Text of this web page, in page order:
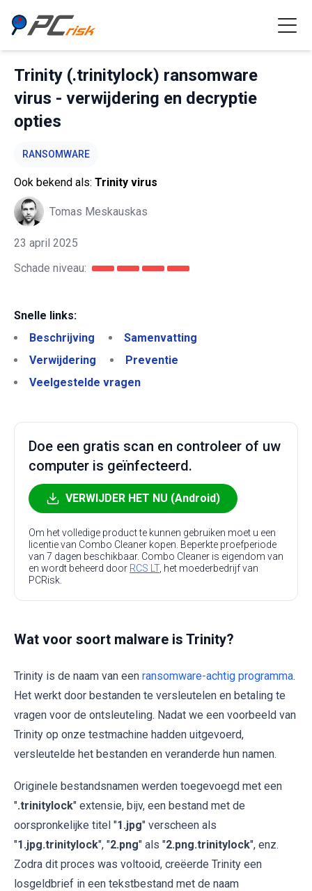
Trinity (.trinitylock) ransomware
virus - verwijdering en decryptie
opties
RANSOMWARE
Ook bekend als: Trinity virus
Tomas Meskauskas
23 april 2025
Schade niveau:
Snelle links:
Beschrijving
Samenvatting
Verwijdering
Preventie
Veelgestelde vragen
Doe een gratis scan en controleer of uw
computer is geïnfecteerd.
VERWIJDER HET NU (Android)
Om het volledige product te kunnen gebruiken moet u een
licentie van Combo Cleaner kopen. Beperkte proefperiode
van 7 dagen beschikbaar. Combo Cleaner is eigendom van
en wordt beheerd door RCS LT, het moederbedrijf van
PCRisk.
Wat voor soort malware is Trinity?
Trinity is de naam van een ransomware-achtig programma.
Het werkt door bestanden te versleutelen en betaling te
vragen voor de ontsleuteling. Nadat we een voorbeeld van
Trinity op onze testmachine hadden uitgevoerd,
versleutelde het bestanden en veranderde hun namen.
Originele bestandsnamen werden toegevoegd met een
".trinitylock" extensie, bijv, een bestand met de
oorspronkelijke titel "1.jpg" verscheen als
"1.jpg.trinitylock", "2.png" als "2.png.trinitylock", enz.
Zodra dit proces was voltooid, creëerde Trinity een
losgeldbrief in een tekstbestand met de naam